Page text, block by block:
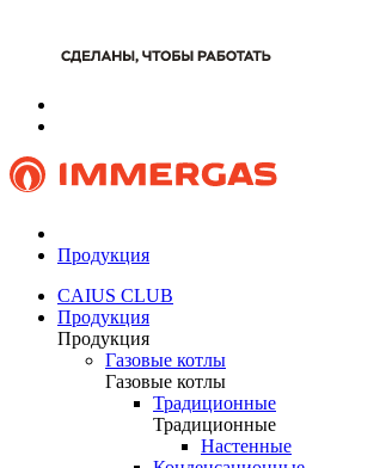
Продукция
CAIUS CLUB
Продукция
Продукция
Газовые котлы
Газовые котлы
Традиционные
Традиционные
Настенные